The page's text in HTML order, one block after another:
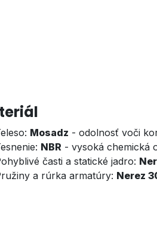
Mosadz - odolnosť voči
NBR - vysoká chemická
časti a statické jadro:
a rúrka armatúry: Nerez